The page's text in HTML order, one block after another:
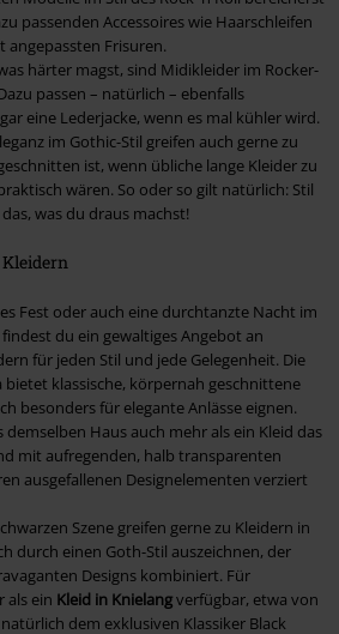
passenden Accessoires wie Haarschleifen
angepassten Frisuren.
härter magst, sind Midikleider im Rocker-
passen – natürlich – ebenfalls
eine Lederjacke, wenn es mal kühler wird.
im Gothic-Stil greifen auch gerne zu
ist, wenn übliche lange Kleider zu
wären. So oder so gilt natürlich: Stil
das, was du draus machst!
Fest oder auch eine durchtanzte Nacht im
findest du ein gewaltiges Angebot an
für jeden Stil und jede Gelegenheit. Die
klassische, körpernah geschnittene
besonders für elegante Anlässe eignen.
Haus auch mehr als ein Kleid das
mit aufregenden, halb transparenten
ausgefallenen Designelementen verziert
Szene greifen gerne zu Kleidern in
durch einen Goth-Stil auszeichnen, der
Designs kombiniert. Für
als ein Kleid in Knielangverfügbar, etwa von
dem exklusiven Klassiker Black